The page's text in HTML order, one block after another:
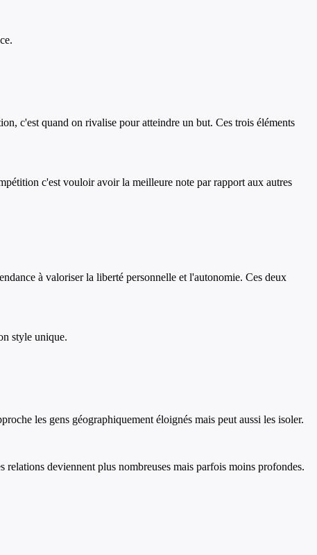
c'est quand on rivalise pour atteindre un but. Ces trois éléments
c'est vouloir avoir la meilleure note par rapport aux autres
à valoriser la liberté personnelle et l'autonomie. Ces deux
style unique.
les gens géographiquement éloignés mais peut aussi les isoler.
relations deviennent plus nombreuses mais parfois moins profondes.